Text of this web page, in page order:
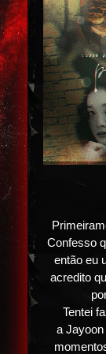
Confesso
então eu
acredito
Tentei
a